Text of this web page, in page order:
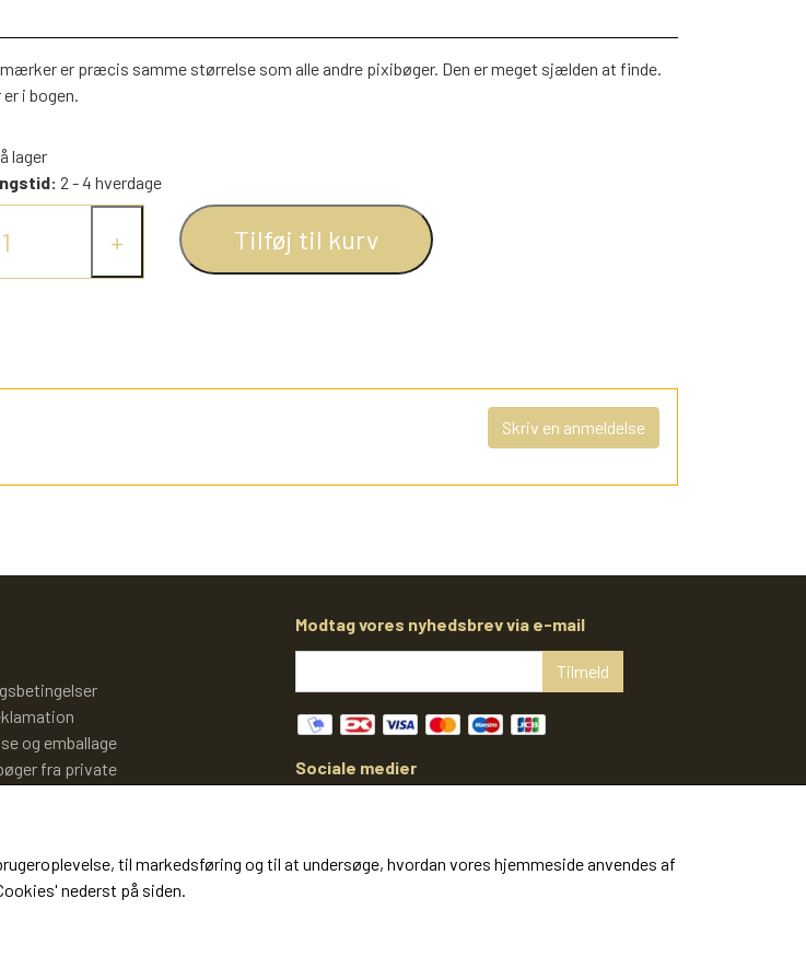
TING TIL DUKKEHUSE
er præcis samme størrelse som alle andre pixibøger. Den er meget sjælden at finde.
i bogen.
lager
2 - 4 hverdage
+ Tilføj til kurv
Skriv en anmeldelse
og emballage
fra private
Modtag vores nyhedsbrev via e-mail
Tilmeld
Sociale medier
til markedsføring og til at undersøge, hvordan vores hjemmeside anvendes af
nederst på siden.